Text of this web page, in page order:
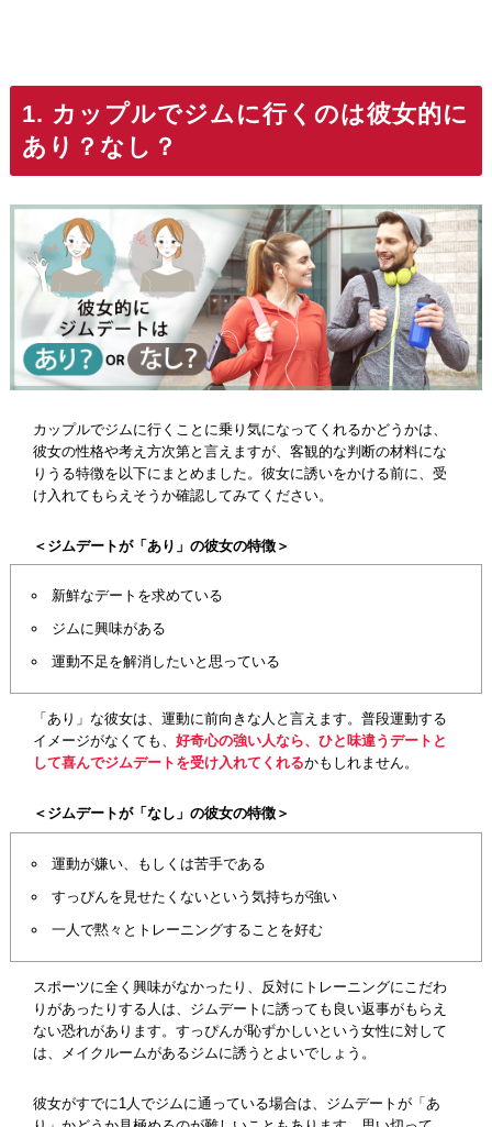
1. カップルでジムに行くのは彼女的に
あり？なし？
カップルでジムに行くことに乗り気になってくれるかどうかは、
彼女の性格や考え方次第と言えますが、客観的な判断の材料にな
りうる特徴を以下にまとめました。彼女に誘いをかける前に、受
け入れてもらえそうか確認してみてください。
＜ジムデートが「あり」の彼女の特徴＞
新鮮なデートを求めている
ジムに興味がある
運動不足を解消したいと思っている
「あり」な彼女は、運動に前向きな人と言えます。普段運動する
イメージがなくても、好奇心の強い人なら、ひと味違うデートと
して喜んでジムデートを受け入れてくれるかもしれません。
＜ジムデートが「なし」の彼女の特徴＞
運動が嫌い、もしくは苦手である
すっぴんを見せたくないという気持ちが強い
一人で黙々とトレーニングすることを好む
スポーツに全く興味がなかったり、反対にトレーニングにこだわ
りがあったりする人は、ジムデートに誘っても良い返事がもらえ
ない恐れがあります。すっぴんが恥ずかしいという女性に対して
は、メイクルームがあるジムに誘うとよいでしょう。
彼女がすでに1人でジムに通っている場合は、ジムデートが「あ